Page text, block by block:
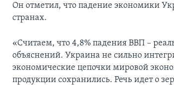
Он отметил, что падение экономики
странах.
«Считаем, что 4,8% падения ВВП –
объяснений. Украина не сильно
экономические цепочки мировой
продукции сохранились. Речь идет о